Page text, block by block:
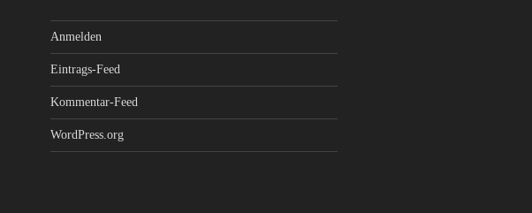
Anmelden
Eintrags-Feed
Kommentar-Feed
WordPress.org